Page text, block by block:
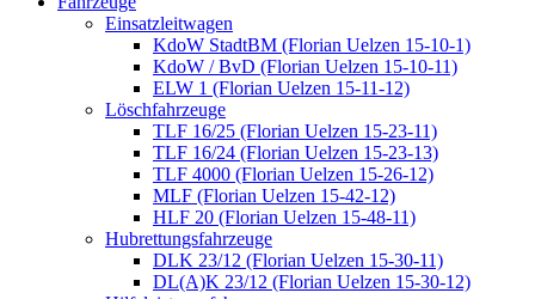
Einsatzleitwagen
KdoW StadtBM (Florian Uelzen 15-10-1)
KdoW / BvD (Florian Uelzen 15-10-11)
ELW 1 (Florian Uelzen 15-11-12)
Löschfahrzeuge
TLF 16/25 (Florian Uelzen 15-23-11)
TLF 16/24 (Florian Uelzen 15-23-13)
TLF 4000 (Florian Uelzen 15-26-12)
MLF (Florian Uelzen 15-42-12)
HLF 20 (Florian Uelzen 15-48-11)
Hubrettungsfahrzeuge
DLK 23/12 (Florian Uelzen 15-30-11)
DL(A)K 23/12 (Florian Uelzen 15-30-12)